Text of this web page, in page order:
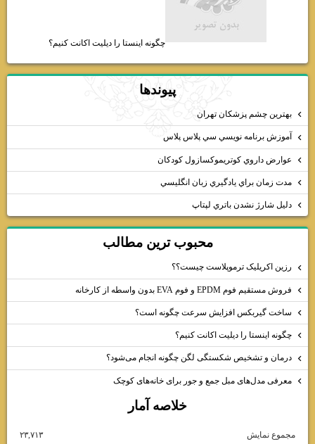
چگونه اینستا را دیلیت اکانت کنیم؟
پيوندها
بهترين چشم پزشكان تهران
آموزش برنامه نويسي سي پلاس پلاس
عوارض داروي كوتريموكسازول كودكان
مدت زمان براي يادگيري زبان انگليسي
دليل شارژ نشدن باتري لپتاپ
محبوب ترين مطالب
رزین اکریلیک ترموپلاست چیست؟؟
فروش مستقیم فوم EPDM و فوم EVA بدون واسطه از کارخانه
ساخت گیربکس افزایش سرعت چگونه است؟
چگونه اینستا را دیلیت اکانت کنیم؟
درمان و تشخیص شکستگی لگن چگونه انجام می‌شود؟
معرفی مدل‌های مبل جمع و جور برای خانه‌های کوچک
خلاصه آمار
مجموع نمایش‌ ۲۳,۷۱۳